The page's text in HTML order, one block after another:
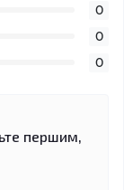
0
0
0
першим,